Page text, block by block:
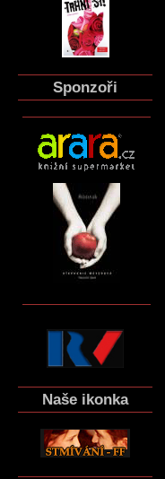
Sponzoři
Naše ikonka